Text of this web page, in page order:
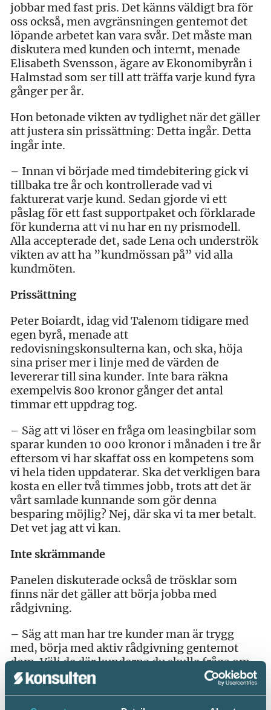
jobbar med fast pris. Det känns väldigt bra för
oss också, men avgränsningen gentemot det
löpande arbetet kan vara svår. Det måste man
diskutera med kunden och internt, menade
Elisabeth Svensson, ägare av Ekonomibyrån i
Halmstad som ser till att träffa varje kund fyra
gånger per år.
Hon betonade vikten av tydlighet när det gäller
att justera sin prissättning: Detta ingår. Detta
ingår inte.
– Innan vi började med timdebitering gick vi
tillbaka tre år och kontrollerade vad vi
fakturerat varje kund. Sedan gjorde vi ett
påslag för ett fast supportpaket och förklarade
för kunderna att vi nu har en ny prismodell.
Alla accepterade det, sade Lena och underströk
vikten av att ha ”kundmössan på” vid alla
kundmöten.
Prissättning
Peter Boiardt, idag vid Talenom tidigare med
egen byrå, menade att
redovisningskonsulterna kan, och ska, höja
sina priser mer i linje med de värden de
levererar till sina kunder. Inte bara räkna
exempelvis 800 kronor gånger det antal
timmar ett uppdrag tog.
– Säg att vi löser en fråga om leasingbilar som
sparar kunden 10 000 kronor i månaden i tre år
eftersom vi har skaffat oss en kompetens som
vi hela tiden uppdaterar. Ska det verkligen bara
kosta en eller två timmes jobb, trots att det är
vårt samlade kunnande som gör denna
besparing möjlig? Nej, där ska vi ta mer betalt.
Det vet jag att vi kan.
Inte skrämmande
Panelen diskuterade också de trösklar som
finns när det gäller att börja jobba med
rådgivning.
– Säg att man har tre kunder man är trygg
med, börja med aktiv rådgivning gentemot
dom. Välj de där kunderna du skulle fråga om
kundcitat till en ny hemsida, tipsade Lena
Sjödén som driver Vi Ekonomi i Hudiksvall.